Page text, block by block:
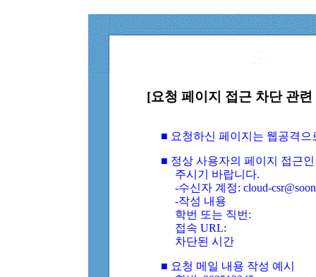
[요청 페이지 접근 차단 관
■ 요청하신 페이지는 웹공격
■ 정상 사용자의 페이지 접근
주시기 바랍니다.
-수신자 계정: cloud-
-작성 내용
학번 또는 직번:
접속 URL:
차단된 시간
■ 요청 메일 내용 작성 예시